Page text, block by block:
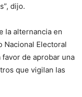
dijo.
la alternancia en
Nacional Electoral
de aprobar una
que vigilan las